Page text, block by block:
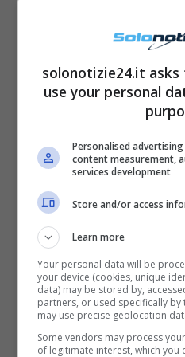
Dopo la fine della sua
Chiatti ha infatti
percorso di vita in
dedicandosi molto ai
solonotizie24.it
use your personal
Personalised
content measurement,
services development
Store and/or access
Learn more
Your personal data will be
your device (cookies, unique
data) may be stored by,
partners, or used specifically
may use precise geolocation
Some vendors may process
of legitimate interest, which you